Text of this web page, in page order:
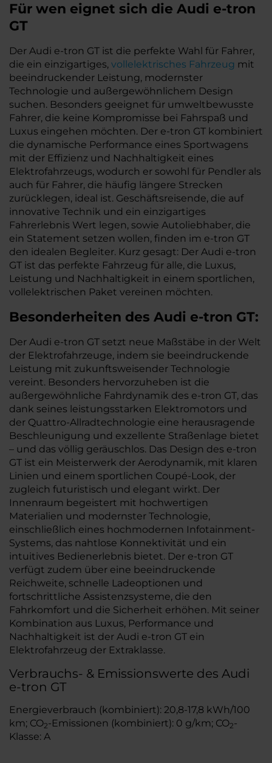
Für wen eignet sich die Audi e-tron
GT
Der Audi e-tron GT ist die perfekte Wahl für Fahrer,
die ein einzigartiges, vollelektrisches Fahrzeug mit
beeindruckender Leistung, modernster
Technologie und außergewöhnlichem Design
suchen. Besonders geeignet für umweltbewusste
Fahrer, die keine Kompromisse bei Fahrspaß und
Luxus eingehen möchten. Der e-tron GT kombiniert
die dynamische Performance eines Sportwagens
mit der Effizienz und Nachhaltigkeit eines
Elektrofahrzeugs, wodurch er sowohl für Pendler als
auch für Fahrer, die häufig längere Strecken
zurücklegen, ideal ist. Geschäftsreisende, die auf
innovative Technik und ein einzigartiges
Fahrerlebnis Wert legen, sowie Autoliebhaber, die
ein Statement setzen wollen, finden im e-tron GT
den idealen Begleiter. Kurz gesagt: Der Audi e-tron
GT ist das perfekte Fahrzeug für alle, die Luxus,
Leistung und Nachhaltigkeit in einem sportlichen,
vollelektrischen Paket vereinen möchten.
Besonderheiten des Audi e-tron GT:
Der Audi e-tron GT setzt neue Maßstäbe in der Welt
der Elektrofahrzeuge, indem sie beeindruckende
Leistung mit zukunftsweisender Technologie
vereint. Besonders hervorzuheben ist die
außergewöhnliche Fahrdynamik des e-tron GT, das
dank seines leistungsstarken Elektromotors und
der Quattro-Allradtechnologie eine herausragende
Beschleunigung und exzellente Straßenlage bietet
– und das völlig geräuschlos. Das Design des e-tron
GT ist ein Meisterwerk der Aerodynamik, mit klaren
Linien und einem sportlichen Coupé-Look, der
zugleich futuristisch und elegant wirkt. Der
Innenraum begeistert mit hochwertigen
Materialien und modernster Technologie,
einschließlich eines hochmodernen Infotainment-
Systems, das nahtlose Konnektivität und ein
intuitives Bedienerlebnis bietet. Der e-tron GT
verfügt zudem über eine beeindruckende
Reichweite, schnelle Ladeoptionen und
fortschrittliche Assistenzsysteme, die den
Fahrkomfort und die Sicherheit erhöhen. Mit seiner
Kombination aus Luxus, Performance und
Nachhaltigkeit ist der Audi e-tron GT ein
Elektrofahrzeug der Extraklasse.
Verbrauchs- & Emissionswerte des Audi
e-tron GT
Energieverbrauch (kombiniert): 20,8-17,8 kWh/100
km; CO2-Emissionen (kombiniert): 0 g/km; CO2-
Klasse: A